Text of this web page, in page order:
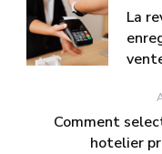
La
Comment
hotelier